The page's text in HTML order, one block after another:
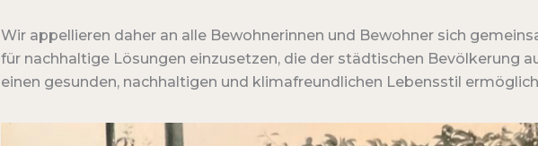
Wir appellieren daher an alle Bewohnerinnen und Bewohner sich
für nachhaltige Lösungen einzusetzen, die der städtischen Bevölkerung
einen gesunden, nachhaltigen und klimafreundlichen Lebensstil